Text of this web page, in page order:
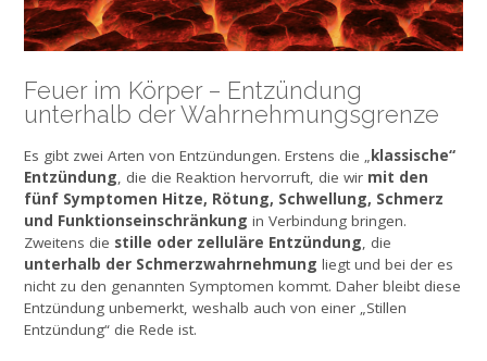
Feuer im Körper – Entzündung
unterhalb der Wahrnehmungsgrenze
Es gibt zwei Arten von Entzündungen. Erstens die „klassische“
Entzündung, die die Reaktion hervorruft, die wir mit den
fünf Symptomen Hitze, Rötung, Schwellung, Schmerz
und Funktionseinschränkung in Verbindung bringen.
Zweitens die stille oder zelluläre Entzündung, die
unterhalb der Schmerzwahrnehmung liegt und bei der es
nicht zu den genannten Symptomen kommt. Daher bleibt diese
Entzündung unbemerkt, weshalb auch von einer „Stillen
Entzündung“ die Rede ist.